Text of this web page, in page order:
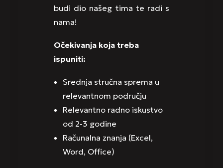
budi dio našeg tima te radi s
nama!
Očekivanja koja treba
ispuniti:
Srednja stručna sprema u
relevantnom području
Relevantno radno iskustvo
od 2-3 godine
Računalna znanja (Excel,
Word, Office)